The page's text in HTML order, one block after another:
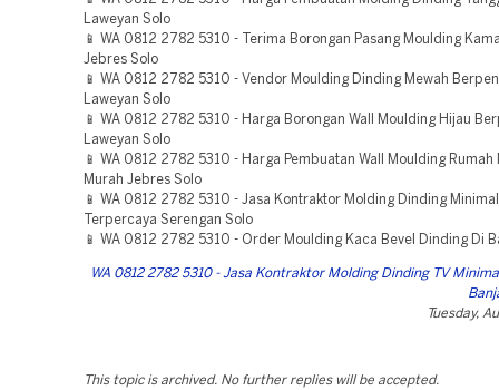
Laweyan Solo
📱 WA 0812 2782 5310 - Terima Borongan Pasang Moulding
Jebres Solo
📱 WA 0812 2782 5310 - Vendor Moulding Dinding Mewah
Laweyan Solo
📱 WA 0812 2782 5310 - Harga Borongan Wall Moulding Hijau
Laweyan Solo
📱 WA 0812 2782 5310 - Harga Pembuatan Wall Moulding Rumah
Murah Jebres Solo
📱 WA 0812 2782 5310 - Jasa Kontraktor Molding Dinding
Terpercaya Serengan Solo
📱 WA 0812 2782 5310 - Order Moulding Kaca Bevel Dinding Di
WA 0812 2782 5310 - Jasa Kontraktor Molding Dinding TV
Tuesday,
This topic is archived. No further replies will be accepted.